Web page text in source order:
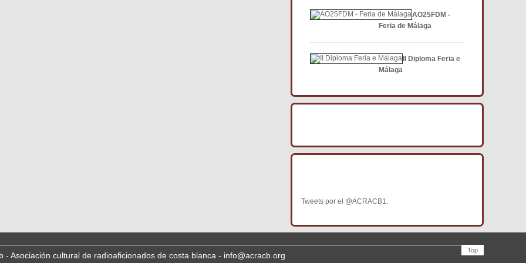
AO25FDM -
Feria de Málaga
II Diploma Feria e
Málaga
Tweets por el @ACRACB1.
Top
- Asociación cultural de radioaficionados de costa blanca - info@acracb.org